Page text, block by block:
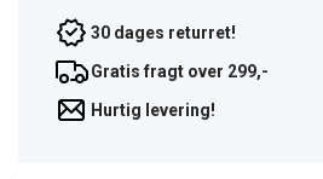
30 dages returret!
Gratis fragt over 299,-
Hurtig levering!